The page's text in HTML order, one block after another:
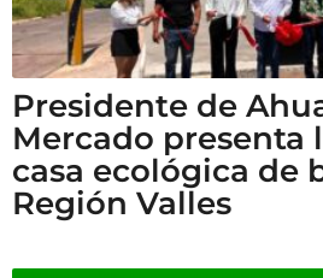
Presidente de
Mercado presenta
casa ecológica de
Región Valles